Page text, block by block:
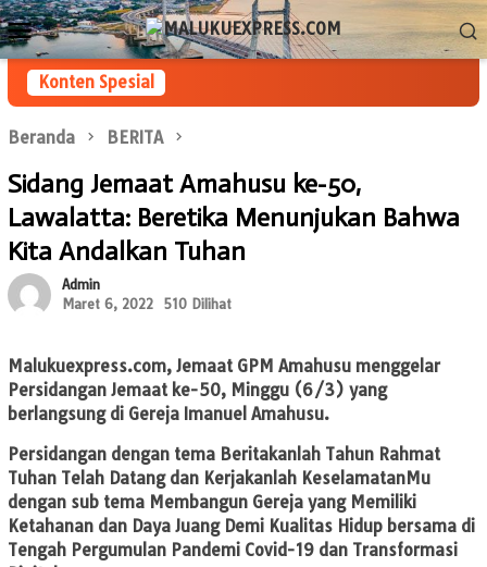
Loncat
ke
konten
Menu
Mobile
Konten Spesial
Beranda BERITA
Sidang Jemaat Amahusu ke-50,
Lawalatta: Beretika Menunjukan Bahwa
Kita Andalkan Tuhan
Admin
Maret 6, 2022
510 Dilihat
Malukuexpress.com, Jemaat GPM Amahusu menggelar
Persidangan Jemaat ke-50, Minggu (6/3) yang
berlangsung di Gereja Imanuel Amahusu.
Persidangan dengan tema Beritakanlah Tahun Rahmat
Tuhan Telah Datang dan Kerjakanlah KeselamatanMu
dengan sub tema Membangun Gereja yang Memiliki
Ketahanan dan Daya Juang Demi Kualitas Hidup bersama di
Tengah Pergumulan Pandemi Covid-19 dan Transformasi